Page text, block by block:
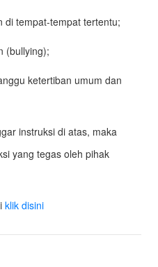
di tempat-tempat tertentu;
(bullying);
ketertiban umum dan
instruksi di atas, maka
yang tegas oleh pihak
klik disini